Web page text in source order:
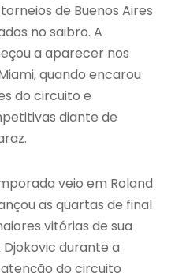
de Buenos Aires
no saibro. A
a aparecer nos
quando encarou
do circuito e
diante de
veio em Roland
as quartas de final
vitórias de sua
durante a
do circuito